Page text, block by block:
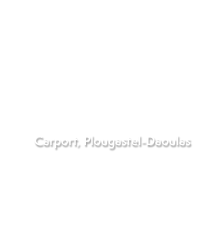
Carport, Plougastel-Daoulas